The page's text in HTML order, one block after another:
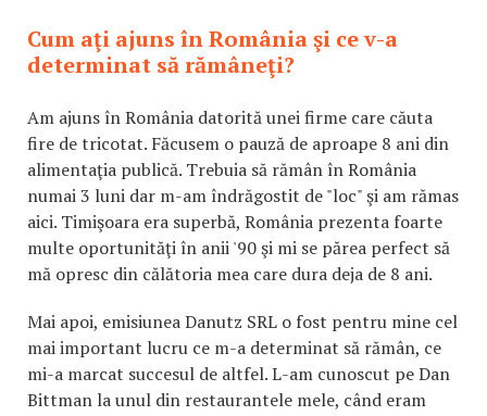
Cum aţi ajuns în România şi ce v-a
determinat să rămâneţi?
Am ajuns în România datorită unei firme care căuta
fire de tricotat. Făcusem o pauză de aproape 8 ani din
alimentaţia publică. Trebuia să rămân în România
numai 3 luni dar m-am îndrăgostit de "loc" şi am rămas
aici. Timişoara era superbă, România prezenta foarte
multe oportunităţi în anii '90 şi mi se părea perfect să
mă opresc din călătoria mea care dura deja de 8 ani.
Mai apoi, emisiunea Danutz SRL o fost pentru mine cel
mai important lucru ce m-a determinat să rămân, ce
mi-a marcat succesul de altfel. L-am cunoscut pe Dan
Bittman la unul din restaurantele mele, când eram